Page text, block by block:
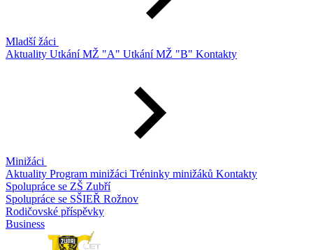
Mladší žáci
Aktuality Utkání MŽ "A" Utkání MŽ "B" Kontakty
Minižáci
Aktuality Program minižáci Tréninky minižáků Kontakty
Spolupráce se ZŠ Zubří
Spolupráce se SŠIEŘ Rožnov
Rodičovské příspěvky
Business